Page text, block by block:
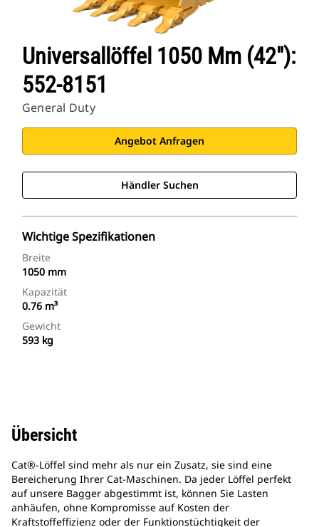
Universallöffel 1050 Mm (42″):
552-8151
General Duty
Angebot Anfragen
Händler Suchen
Wichtige Spezifikationen
Breite
1050 mm
Kapazität
0.76 m³
Gewicht
593 kg
Übersicht
Cat®-Löffel sind mehr als nur ein Zusatz, sie sind eine
Bereicherung Ihrer Cat-Maschinen. Da jeder Löffel perfekt
auf unsere Bagger abgestimmt ist, können Sie Lasten
anhäufen, ohne Kompromisse auf Kosten der
Kraftstoffeffizienz oder der Funktionstüchtigkeit der